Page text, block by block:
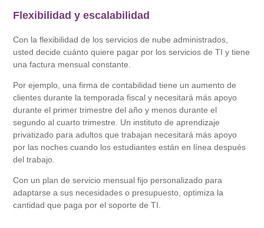
Flexibilidad y escalabilidad
Con la flexibilidad de los servicios de nube administrados,
usted decide cuánto quiere pagar por los servicios de TI y tiene
una factura mensual constante.
Por ejemplo, una firma de contabilidad tiene un aumento de
clientes durante la temporada fiscal y necesitará más apoyo
durante el primer trimestre del año y menos durante el
segundo al cuarto trimestre. Un instituto de aprendizaje
privatizado para adultos que trabajan necesitará más apoyo
por las noches cuando los estudiantes están en línea después
del trabajo.
Con un plan de servicio mensual fijo personalizado para
adaptarse a sus necesidades o presupuesto, optimiza la
cantidad que paga por el soporte de TI.